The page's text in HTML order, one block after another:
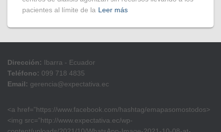
pacientes al límite de la Leer más
Dirección: Ibarra - Ecuador
Teléfono: 099 718 4835
Email: gerencia@expectativa.ec
<a href=”https://www.facebook.com/hashtag/emapasomostodos>
<img src=”http://www.expectativa.ec/wp-